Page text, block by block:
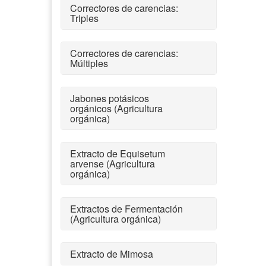
Correctores de carencias:
Triples
Correctores de carencias:
Múltiples
Jabones potásicos
orgánicos (Agricultura
orgánica)
Extracto de Equisetum
arvense (Agricultura
orgánica)
Extractos de Fermentación
(Agricultura orgánica)
Extracto de Mimosa